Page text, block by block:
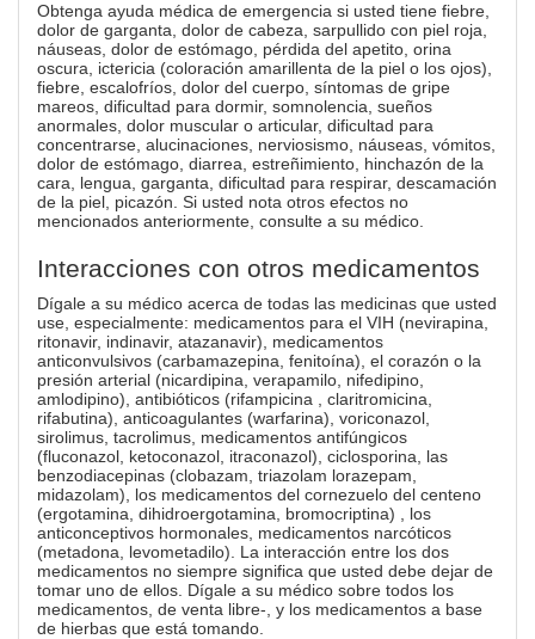
Obtenga ayuda médica de emergencia si usted tiene fiebre,
dolor de garganta, dolor de cabeza, sarpullido con piel roja,
náuseas, dolor de estómago, pérdida del apetito, orina
oscura, ictericia (coloración amarillenta de la piel o los ojos),
fiebre, escalofríos, dolor del cuerpo, síntomas de gripe
mareos, dificultad para dormir, somnolencia, sueños
anormales, dolor muscular o articular, dificultad para
concentrarse, alucinaciones, nerviosismo, náuseas, vómitos,
dolor de estómago, diarrea, estreñimiento, hinchazón de la
cara, lengua, garganta, dificultad para respirar, descamación
de la piel, picazón. Si usted nota otros efectos no
mencionados anteriormente, consulte a su médico.
Interacciones con otros medicamentos
Dígale a su médico acerca de todas las medicinas que usted
use, especialmente: medicamentos para el VIH (nevirapina,
ritonavir, indinavir, atazanavir), medicamentos
anticonvulsivos (carbamazepina, fenitoína), el corazón o la
presión arterial (nicardipina, verapamilo, nifedipino,
amlodipino), antibióticos (rifampicina , claritromicina,
rifabutina), anticoagulantes (warfarina), voriconazol,
sirolimus, tacrolimus, medicamentos antifúngicos
(fluconazol, ketoconazol, itraconazol), ciclosporina, las
benzodiacepinas (clobazam, triazolam lorazepam,
midazolam), los medicamentos del cornezuelo del centeno
(ergotamina, dihidroergotamina, bromocriptina) , los
anticonceptivos hormonales, medicamentos narcóticos
(metadona, levometadilo). La interacción entre los dos
medicamentos no siempre significa que usted debe dejar de
tomar uno de ellos. Dígale a su médico sobre todos los
medicamentos, de venta libre-, y los medicamentos a base
de hierbas que está tomando.